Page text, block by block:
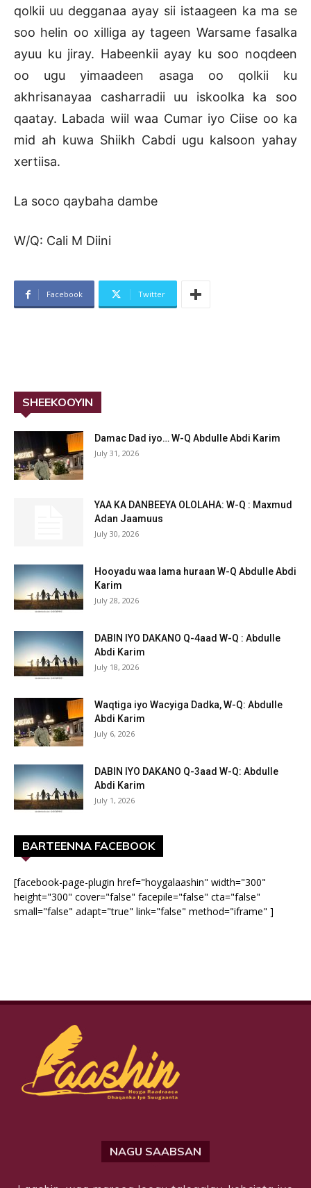
qolkii uu degganaa ayay sii istaageen ka ma se
soo helin oo xilliga ay tageen Warsame fasalka
ayuu ku jiray. Habeenkii ayay ku soo noqdeen
oo ugu yimaadeen asaga oo qolkii ku
akhrisanayaa casharradii uu iskoolka ka soo
qaatay. Labada wiil waa Cumar iyo Ciise oo ka
mid ah kuwa Shiikh Cabdi ugu kalsoon yahay
xertiisa.
La soco qaybaha dambe
W/Q: Cali M Diini
Facebook Twitter
SHEEKOOYIN
Damac Dad iyo… W-Q Abdulle Abdi Karim
July 31, 2026
YAA KA DANBEEYA OLOLAHA: W-Q : Maxmud
Adan Jaamuus
July 30, 2026
Hooyadu waa lama huraan W-Q Abdulle Abdi
Karim
July 28, 2026
DABIN IYO DAKANO Q-4aad W-Q : Abdulle
Abdi Karim
July 18, 2026
Waqtiga iyo Wacyiga Dadka, W-Q: Abdulle
Abdi Karim
July 6, 2026
DABIN IYO DAKANO Q-3aad W-Q: Abdulle
Abdi Karim
July 1, 2026
BARTEENNA FACEBOOK
[facebook-page-plugin href="hoygalaashin" width="300"
height="300" cover="false" facepile="false" cta="false"
small="false" adapt="true" link="false" method="iframe" ]
NAGU SAABSAN